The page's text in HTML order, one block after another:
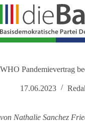
Zum
springen
WHO Pandemievertrag
17.06.2023
von Nathalie Sanchez